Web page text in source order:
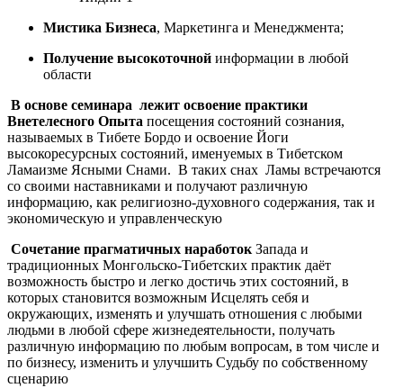
Мистика Бизнеса, Маркетинга и Менеджмента;
Получение высокоточной информации в любой
области
В основе семинара лежит освоение практики
Внетелесного Опыта посещения состояний сознания,
называемых в Тибете Бордо и освоение Йоги
высокоресурсных состояний, именуемых в Тибетском
Ламаизме Ясными Снами. В таких снах Ламы встречаются
со своими наставниками и получают различную
информацию, как религиозно-духовного содержания, так и
экономическую и управленческую
Сочетание прагматичных наработок Запада и
традиционных Монгольско-Тибетских практик даёт
возможность быстро и легко достичь этих состояний, в
которых становится возможным Исцелять себя и
окружающих, изменять и улучшать отношения с любыми
людьми в любой сфере жизнедеятельности, получать
различную информацию по любым вопросам, в том числе и
по бизнесу, изменить и улучшить Судьбу по собственному
сценарию